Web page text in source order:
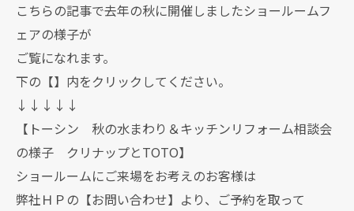
こちらの記事で去年の秋に開催しましたショールームフ
ェアの様子が
ご覧になれます。
下の【】内をクリックしてください。
↓↓↓↓↓
【トーシン 秋の水まわり＆キッチンリフォーム相談会
の様子 クリナップとTOTO】
ショールームにご来場をお考えのお客様は
弊社ＨＰの 【お問い合わせ】 より、ご予約を取って